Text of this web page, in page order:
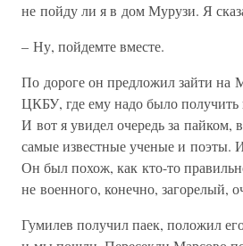
не пойду ли я в дом Мурузи. Я
– Ну, пойдемте вместе.
По дороге он предложил зайти на
ЦКБУ, где ему надо было получить
И вот я увидел очередь за пайком,
самые известные ученые и поэты.
Он был похож, как кто-то
не военного, конечно, загорелый,
Гумилев получил паек, положил